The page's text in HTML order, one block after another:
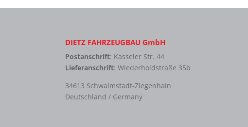
DIETZ FAHRZEUGBAU GmbH
Postanschrift: Kasseler Str. 44
Lieferanschrift: Wiederholdstraße 35b
34613 Schwalmstadt-Ziegenhain
Deutschland / Germany